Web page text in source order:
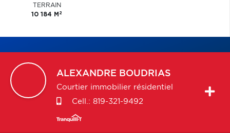
TERRAIN
10 184 M 2
ALEXANDRE BOUDRIAS
Courtier immobilier résidentiel
Cell.: 819-321-9492